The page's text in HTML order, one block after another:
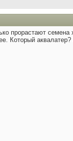
прорастают
Который аквалатер?